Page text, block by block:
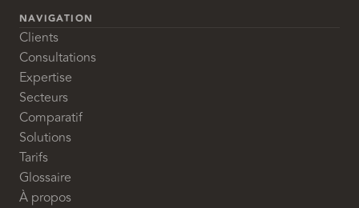
NAVIGATION
Clients
Consultations
Expertise
Secteurs
Comparatif
Solutions
Tarifs
Glossaire
À propos